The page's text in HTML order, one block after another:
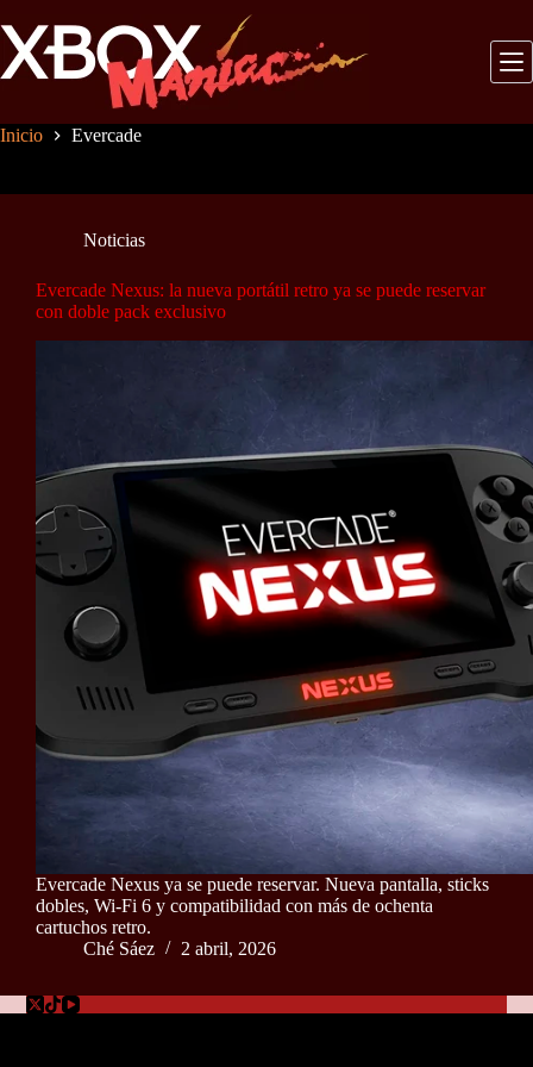
al
contenido
Inicio Evercade
Noticias
Evercade Nexus: la nueva portátil retro ya se puede reservar
con doble pack exclusivo
Evercade Nexus ya se puede reservar. Nueva pantalla, sticks
dobles, Wi-Fi 6 y compatibilidad con más de ochenta
cartuchos retro.
Ché Sáez
2 abril, 2026